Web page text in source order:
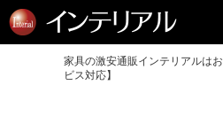
家具の激安通販インテリアルは
ビス対応】